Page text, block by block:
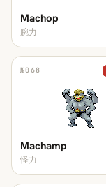
Machop
腕力
№068
Machamp
怪力